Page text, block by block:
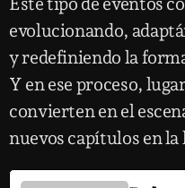
evolucionando,
y redefiniendo la
Y en ese proceso,
convierten en el
nuevos capítulos en